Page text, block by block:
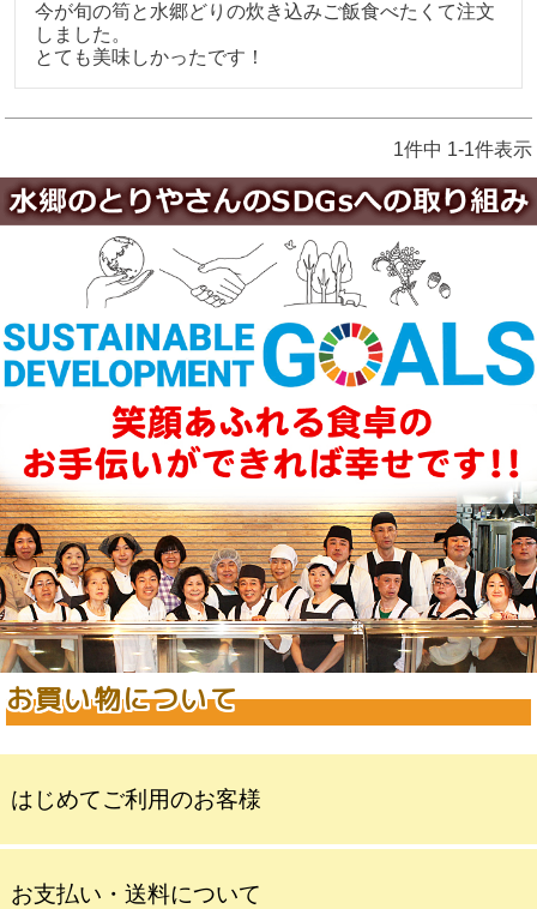
今が旬の筍と水郷どりの炊き込みご飯食べたくて注文
しました。
とても美味しかったです！
1件中 1-1件表示
お買い物について
はじめてご利用のお客様
お支払い・送料について